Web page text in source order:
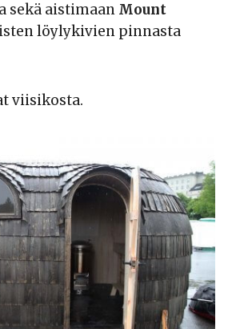
sekä aistimaan Mount
löylykivien pinnasta
viisikosta.